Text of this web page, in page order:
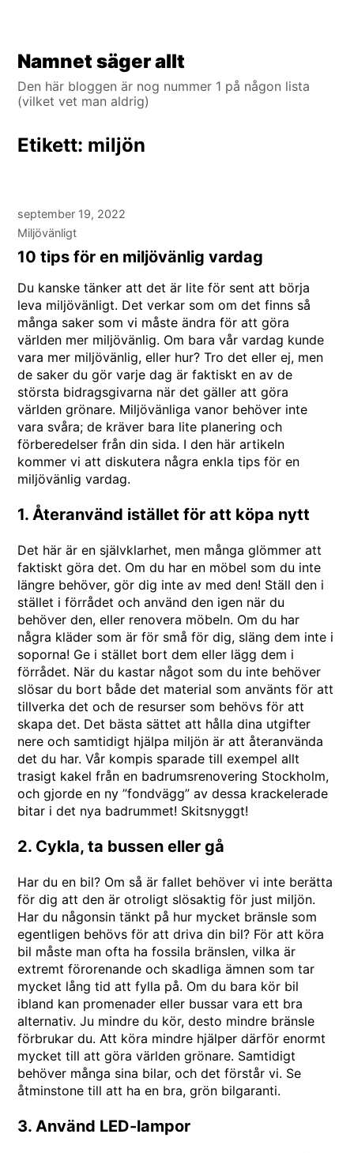
Hoppa
innehåll
Namnet säger allt
Den här bloggen är nog nummer 1 på någon lista
(vilket vet man aldrig)
Etikett: miljön
september 19, 2022
Miljövänligt
10 tips för en miljövänlig vardag
Du kanske tänker att det är lite för sent att börja
leva miljövänligt. Det verkar som om det finns så
många saker som vi måste ändra för att göra
världen mer miljövänlig. Om bara vår vardag kunde
vara mer miljövänlig, eller hur? Tro det eller ej, men
de saker du gör varje dag är faktiskt en av de
största bidragsgivarna när det gäller att göra
världen grönare. Miljövänliga vanor behöver inte
vara svåra; de kräver bara lite planering och
förberedelser från din sida. I den här artikeln
kommer vi att diskutera några enkla tips för en
miljövänlig vardag.
1. Återanvänd istället för att köpa nytt
Det här är en självklarhet, men många glömmer att
faktiskt göra det. Om du har en möbel som du inte
längre behöver, gör dig inte av med den! Ställ den i
stället i förrådet och använd den igen när du
behöver den, eller renovera möbeln. Om du har
några kläder som är för små för dig, släng dem inte i
soporna! Ge i stället bort dem eller lägg dem i
förrådet. När du kastar något som du inte behöver
slösar du bort både det material som använts för att
tillverka det och de resurser som behövs för att
skapa det. Det bästa sättet att hålla dina utgifter
nere och samtidigt hjälpa miljön är att återanvända
det du har. Vår kompis sparade till exempel allt
trasigt kakel från en badrumsrenovering Stockholm,
och gjorde en ny ”fondvägg” av dessa krackelerade
bitar i det nya badrummet! Skitsnyggt!
2. Cykla, ta bussen eller gå
Har du en bil? Om så är fallet behöver vi inte berätta
för dig att den är otroligt slösaktig för just miljön.
Har du någonsin tänkt på hur mycket bränsle som
egentligen behövs för att driva din bil? För att köra
bil måste man ofta ha fossila bränslen, vilka är
extremt förorenande och skadliga ämnen som tar
mycket lång tid att fylla på. Om du bara kör bil
ibland kan promenader eller bussar vara ett bra
alternativ. Ju mindre du kör, desto mindre bränsle
förbrukar du. Att köra mindre hjälper därför enormt
mycket till att göra världen grönare. Samtidigt
behöver många sina bilar, och det förstår vi. Se
åtminstone till att ha en bra, grön bilgaranti.
3. Använd LED-lampor